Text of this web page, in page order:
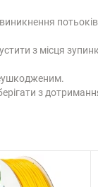
з місця
з